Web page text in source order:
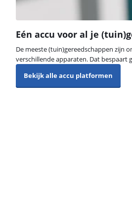
Eén accu voor al je
De meeste (tuin)gereedschappen zijn
verschillende apparaten. Dat bespaart
Bekijk alle accu platformen